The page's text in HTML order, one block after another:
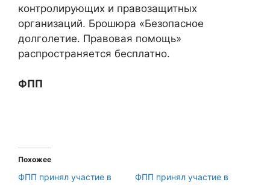
контролирующих и правозащитных
организаций. Брошюра «Безопасное
долголетие. Правовая помощь»
распространяется бесплатно.
ФПП
Похожее
ФПП принял участие в
ФПП принял участие в